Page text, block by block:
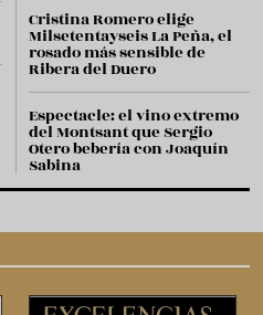
Cristina Romero elige
Milsetentayseis La Peña, el
rosado más sensible de
Ribera del Duero
Espectacle: el vino extremo
del Montsant que Sergio
Otero bebería con Joaquín
Sabina